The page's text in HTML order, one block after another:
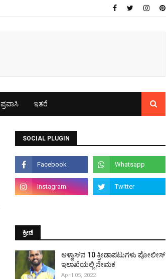
ಪ್ರವಾಸಿ ಇತರೆ
SOCIAL PLUGIN
ಕ್ರೀಡೆ
ಆಳ್ವಾಸ್‌ನ 10 ಕ್ರೀಡಾಪಟುಗಳು ಪೋಲೀಸ್
ಇಲಾಖೆಯಲ್ಲಿ ನೇಮಕ
April 05, 2022